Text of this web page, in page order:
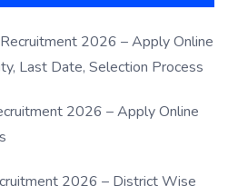
2026 – Apply Online
Last Date, Selection Process
2026 – Apply Online
2026 – District Wise